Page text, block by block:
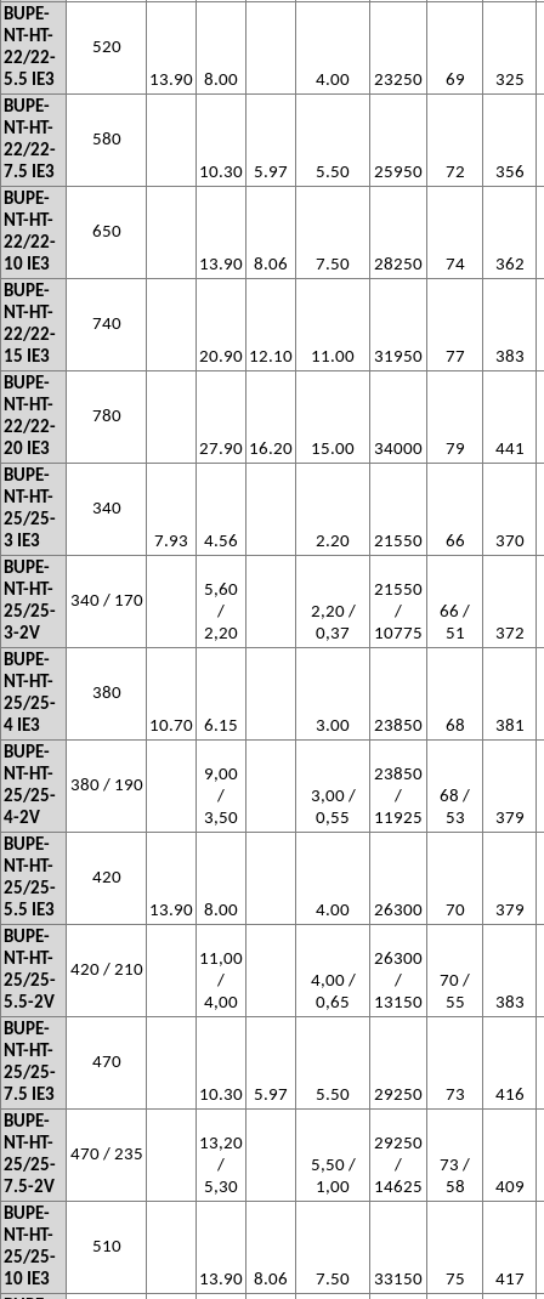
BUPE-
NT-HT-
22/22-
5.5 IE3
520
13.90 8.00 4.00 23250 69
325
BUPE-
NT-HT-
22/22-
7.5 IE3
580
10.30
5.97 5.50 25950 72
356
BUPE-
NT-HT-
22/22-
10 IE3
650
13.90 8.06 7.50 28250 74
362
BUPE-
NT-HT-
22/22-
15 IE3
740
20.90 12.10 11.00 31950 77
383
BUPE-
NT-HT-
22/22-
20 IE3
780
27.90 16.20 15.00 34000 79
441
BUPE-
NT-HT-
25/25-
3 IE3
340
7.93
4.56 2.20 21550 66
370
BUPE-
NT-HT-
25/25-
3-2V
340 / 170
5,60
/
2,20
2,20 /
0,37
21550
/
10775
66 /
51
372
BUPE-
NT-HT-
25/25-
4 IE3
380
10.70 6.15 3.00 23850 68
381
BUPE-
NT-HT-
25/25-
4-2V
380 / 190
9,00
/
3,50
3,00 /
0,55
23850
/
11925
68 /
53
379
BUPE-
NT-HT-
25/25-
5.5 IE3
420
13.90 8.00 4.00 26300 70
379
BUPE-
NT-HT-
25/25-
5.5-2V
420 / 210
11,00
/
4,00
4,00 /
0,65
26300
/
13150
70 /
55
383
BUPE-
NT-HT-
25/25-
7.5 IE3
470
10.30
5.97 5.50 29250 73
416
BUPE-
NT-HT-
25/25-
7.5-2V
470 / 235
13,20
/
5,30
5,50 /
1,00
29250
/
14625
73 /
58
409
BUPE-
NT-HT-
25/25-
10 IE3
510
13.90 8.06 7.50 33150 75
417